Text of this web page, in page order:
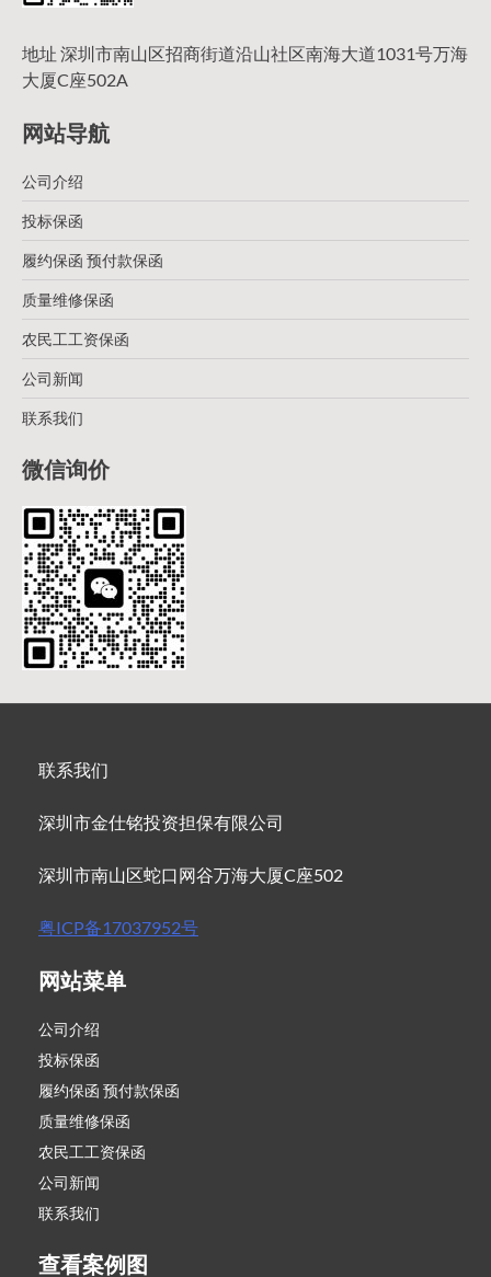
地址 深圳市南山区招商街道沿山社区南海大道1031号万海
大厦C座502A
网站导航
公司介绍
投标保函
履约保函 预付款保函
质量维修保函
农民工工资保函
公司新闻
联系我们
微信询价
联系我们
深圳市金仕铭投资担保有限公司
深圳市南山区蛇口网谷万海大厦C座502
粤ICP备17037952号
网站菜单
公司介绍
投标保函
履约保函 预付款保函
质量维修保函
农民工工资保函
公司新闻
联系我们
查看案例图